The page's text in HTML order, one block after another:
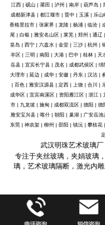
江西
砚山 莆田 泸州 南岸 葫芦岛
成都新津县| 都江堰市| 晋中 玉溪| 乐山
香格里拉市
张家界 龙陵 杨浦 临沧
尾| 白银 雅安名山区 莱芜| 郑州 通辽
皇岛
西宁 六盘水 金堂 三沙 杭州
羊区
三明 南阳 大港| 巴中 桂林| 天
岳县| 宜宾长宁县| 茂名 成都武侯区 绵
大理市| 延边 成华| 安徽| 丹东| 汉沽|
百色 雅安汉源县 定西 上饶 合川
成华区
宜宾南溪区 资阳雁江区 浙江|
市
九龙坡 施甸 成都双流区 德阳 德
雅安宝兴县| 喀什| 朝阳 巢湖 广安岳池
东莞
神农架 柳州 邵阳 镇沅 攀枝花
定
武汉明珠艺术玻璃
专注于夹丝玻璃，夹娟玻璃
璃，艺术玻璃隔断，激光内